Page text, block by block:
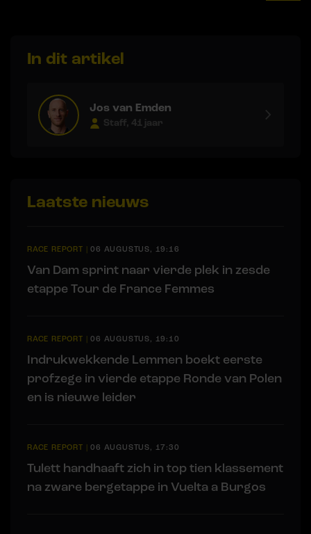
In dit artikel
Jos van Emden
Staff, 41 jaar
Laatste nieuws
RACE REPORT |06 AUGUSTUS, 19:16
Van Dam sprint naar vierde plek in zesde
etappe Tour de France Femmes
RACE REPORT |06 AUGUSTUS, 19:10
Indrukwekkende Lemmen boekt eerste
profzege in vierde etappe Ronde van Polen
en is nieuwe leider
RACE REPORT |06 AUGUSTUS, 17:30
Tulett handhaaft zich in top tien klassement
na zware bergetappe in Vuelta a Burgos